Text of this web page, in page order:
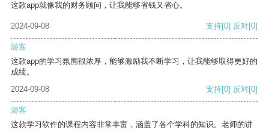
这款app就像我的财务顾问，让我能够省钱又省心。
2024-09-08 支持[0] 反对[0]
游客
这款app的学习氛围很浓厚，能够激励我不断学习，让我能够取得更好的
成绩。
2024-09-08
支持[0] 反对[0]
游客
这款学习软件的课程内容非常丰富，涵盖了各个学科的知识。老师的讲